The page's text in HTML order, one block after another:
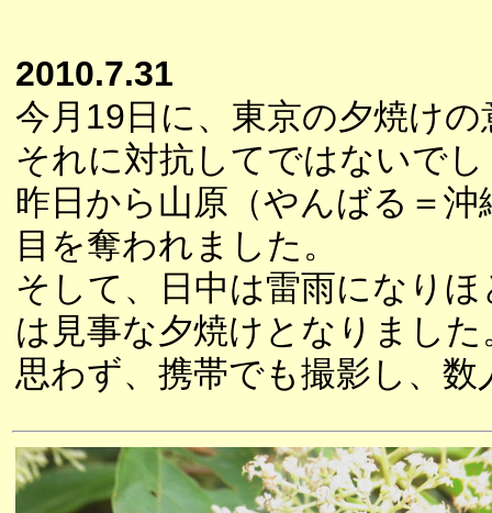
2010.7.31
今月19日に、東京の夕焼け
それに対抗してではないで
昨日から山原（やんばる＝
目を奪われました。
そして、日中は雷雨になり
は見事な夕焼けとなりました
思わず、携帯でも撮影し、